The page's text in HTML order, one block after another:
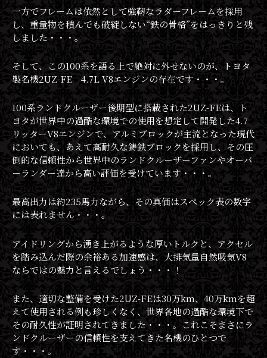
一方でフレームは依然として強靭なラダーフレームを採用
し、重量物を積んでも破綻しない“鉄の骨格”をはっきりと残
しました・・・。
そして、この100系を語る上で絶対に外せないのが、トヨタ
製名機2UZ-FE 4.7L V8エンジンの存在です・・・。
100系ランドクルーザー後期型に搭載された2UZ-FEは、ト
ヨタが世界中の過酷な環境での使用を想定して開発した4.7
リッターV8エンジンで、アルミブロックが主流となった現代
においても、あえて高耐久な鋳鉄ブロックを採用し、その圧
倒的な信頼性から世界中のランドクルーザーファンやオーバ
ーランダー達から高い評価を受けています・・・。
最高出力は約235馬力ながら、その真価はスペック表の数字
には表れません・・・。
アイドリングから湧き上がるような厚いトルクと、アクセル
を踏み込んだ際の余裕ある加速感は、大排気量自然吸気V8
ならではの魅力と言えるでしょう・・・！
また、適切な整備を受けた2UZ-FEは30万km、40万kmを超
えて使用される例も珍しくなく、世界各地の過酷な環境下で
その耐久性が証明されてきました・・・。これこそまさにラ
ンドクルーザーの信頼性を支えてきた名機のひとつで
す・・・。